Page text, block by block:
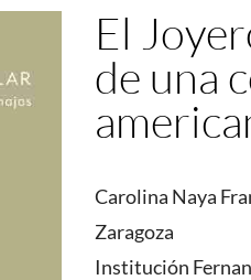
El
de una
Carolina Naya
Zaragoza
Institución